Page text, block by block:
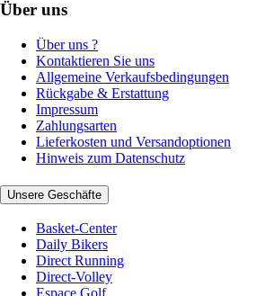
Über uns
Über uns ?
Kontaktieren Sie uns
Allgemeine Verkaufsbedingungen
Rückgabe & Erstattung
Impressum
Zahlungsarten
Lieferkosten und Versandoptionen
Hinweis zum Datenschutz
Unsere Geschäfte
Basket-Center
Daily Bikers
Direct Running
Direct-Volley